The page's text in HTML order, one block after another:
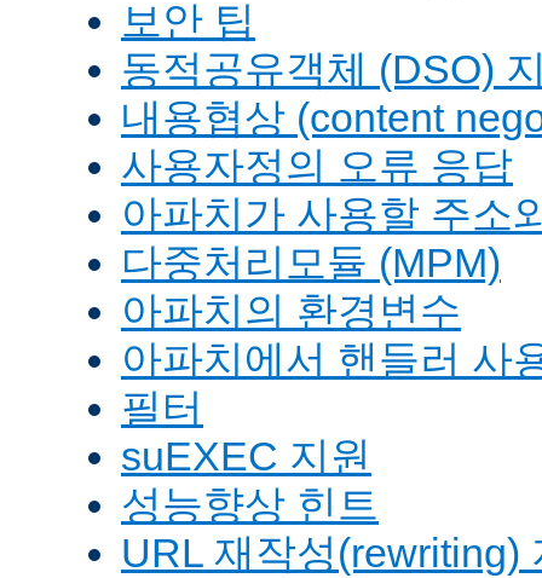
보안 팁
동적공유객체 (DSO)
내용협상 (content
사용자정의 오류 응답
아파치가 사용할 주소
다중처리모듈 (MPM)
아파치의 환경변수
아파치에서 핸들러 사
필터
suEXEC 지원
성능향상 힌트
URL 재작성(rewriting)